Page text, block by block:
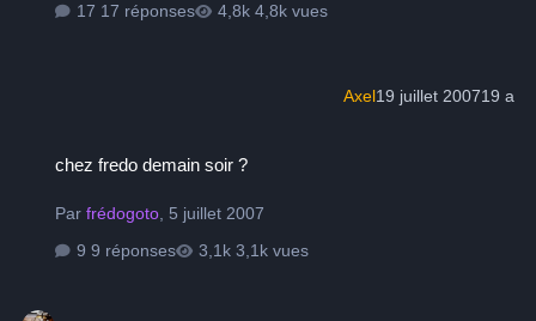
17 réponses 4,8k vues
Axel19 juillet 200719 a
chez fredo demain soir ?
Parfrédogoto 5 juillet 2007
9 réponses
3,1k vues